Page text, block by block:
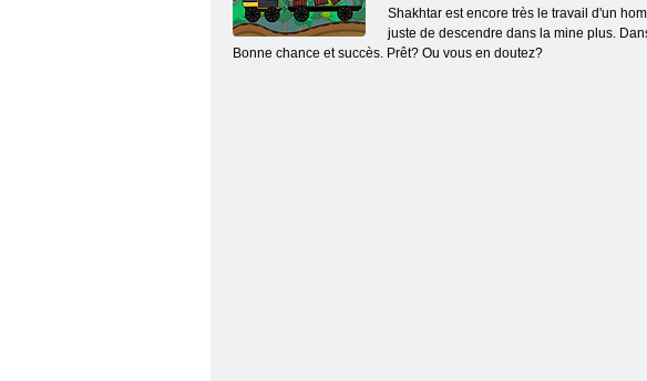
Allez Diego, allez ! Le sauvetage ferroviaire
Shakhtar est encore très le travail d'un
juste de descendre dans la mine plus.
Bonne chance et succès. Prêt? Ou vous en doutez?